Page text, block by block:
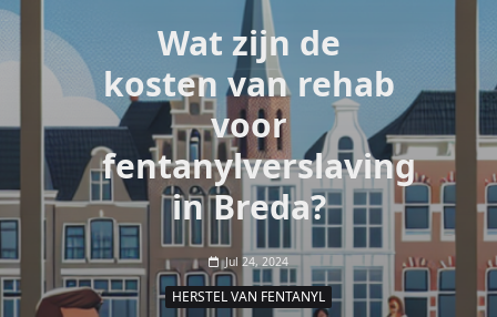
Wat zijn de
kosten van rehab
voor
fentanylverslaving
in Breda?
Jul 24, 2024
HERSTEL VAN FENTANYL